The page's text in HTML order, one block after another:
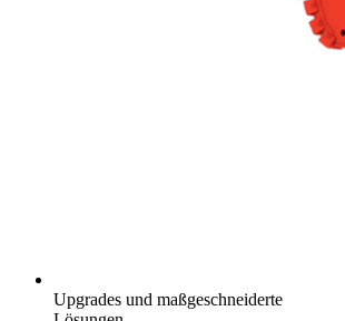
Upgrades und maßgeschneiderte